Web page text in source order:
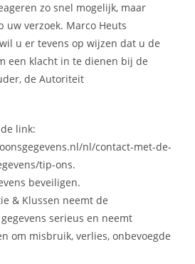
zo snel mogelijk, maar
uw verzoek. Marco Heuts
u er tevens op wijzen dat u de
een klacht in te dienen bij de
de Autoriteit
link:
nl/contact-met-de-
tip-ons.
beveiligen.
& Klussen neemt de
serieus en neemt
om misbruik, verlies, onbevoegde